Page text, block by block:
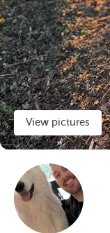
View pictures